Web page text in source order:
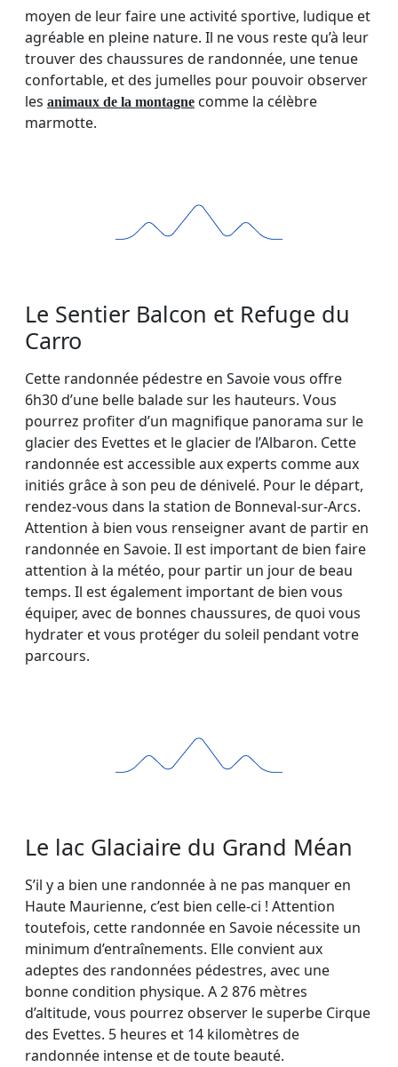
moyen de leur faire une activité sportive, ludique et
agréable en pleine nature. Il ne vous reste qu’à leur
trouver des chaussures de randonnée, une tenue
confortable, et des jumelles pour pouvoir observer
les animaux de la montagne comme la célèbre
marmotte.
Le Sentier Balcon et Refuge du
Carro
Cette randonnée pédestre en Savoie vous offre
6h30 d’une belle balade sur les hauteurs. Vous
pourrez profiter d’un magnifique panorama sur le
glacier des Evettes et le glacier de l’Albaron. Cette
randonnée est accessible aux experts comme aux
initiés grâce à son peu de dénivelé. Pour le départ,
rendez-vous dans la station de Bonneval-sur-Arcs.
Attention à bien vous renseigner avant de partir en
randonnée en Savoie. Il est important de bien faire
attention à la météo, pour partir un jour de beau
temps. Il est également important de bien vous
équiper, avec de bonnes chaussures, de quoi vous
hydrater et vous protéger du soleil pendant votre
parcours.
Le lac Glaciaire du Grand Méan
S’il y a bien une randonnée à ne pas manquer en
Haute Maurienne, c’est bien celle-ci ! Attention
toutefois, cette randonnée en Savoie nécessite un
minimum d’entraînements. Elle convient aux
adeptes des randonnées pédestres, avec une
bonne condition physique. A 2 876 mètres
d’altitude, vous pourrez observer le superbe Cirque
des Evettes. 5 heures et 14 kilomètres de
randonnée intense et de toute beauté.